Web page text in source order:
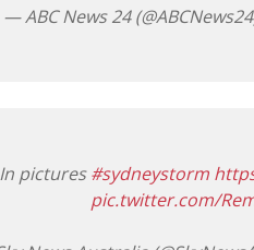
— ABC News 24
In pictures#sydneystorm
pic.twitter.com/